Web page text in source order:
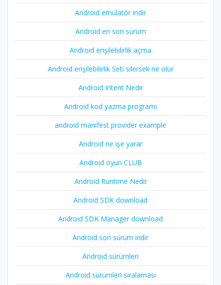
Android emülatör indir
Android en son sürüm
Android erişilebilirlik açma
Android erişilebilirlik Seti silersek ne olur
Android Intent Nedir
Android kod yazma programı
android manifest provider example
Android ne işe yarar
Android oyun CLUB
Android Runtime Nedir
Android SDK download
Android SDK Manager download
Android son sürüm indir
Android sürümleri
Android sürümleri sıralaması